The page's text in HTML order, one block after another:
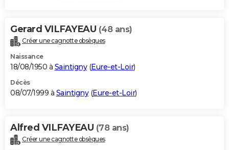
Gerard VILFAYEAU (48 ans)
Créer une cagnotte obsèques
Naissance
18/08/1950 à Saintigny(Eure-et-Loir)
Décès
08/07/1999 à Saintigny(Eure-et-Loir)
Alfred VILFAYEAU (78 ans)
Créer une cagnotte obsèques